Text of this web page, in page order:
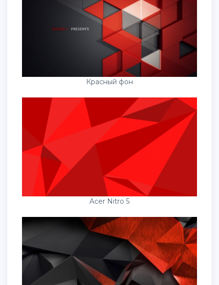
Красный фон
Acer Nitro 5